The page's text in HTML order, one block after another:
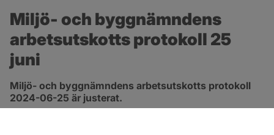
Miljö- och byggnämndens
arbetsutskotts protokoll 25
juni
Miljö- och byggnämndens arbetsutskotts protokoll
2024-06-25 är justerat.